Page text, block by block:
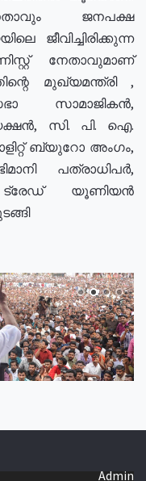
ജനപക്ഷ
ജീവിച്ചിരിക്കുന്ന
നേതാവുമാണ്
മുഖ്യമന്ത്രി ,
സാമാജികൻ,
സി. പി. ഐ.
ബ്യുറോ അംഗം,
പത്രാധിപർ,
യൂണിയൻ
Admin